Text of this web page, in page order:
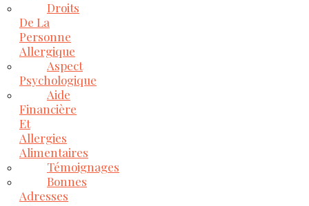
Droits
De La
Personne
Allergique
Aspect
Psychologique
Aide
Financière
Et
Allergies
Alimentaires
Témoignages
Bonnes
Adresses